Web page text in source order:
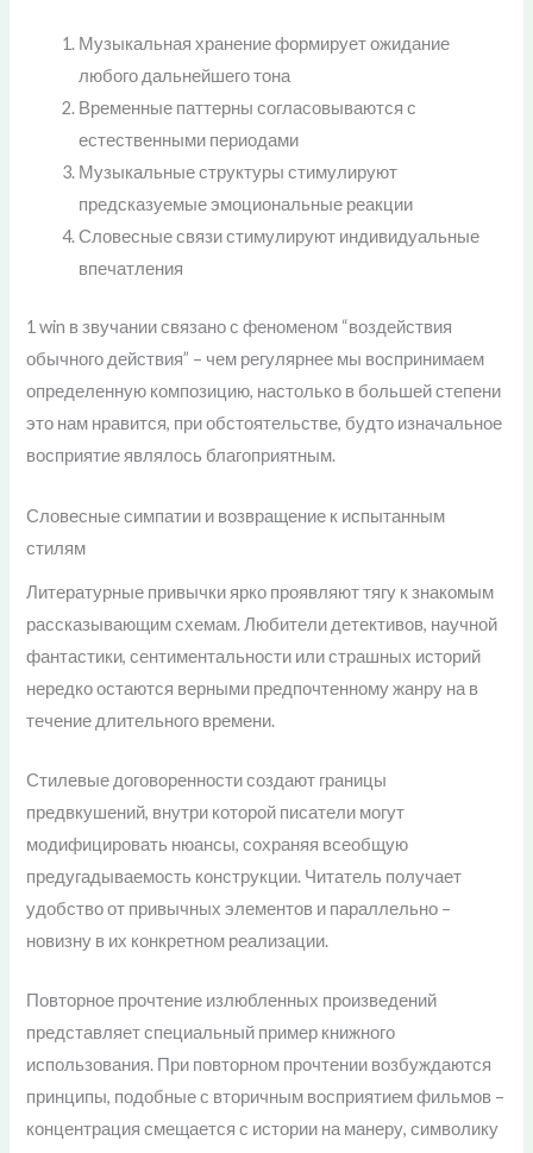
Музыкальная хранение формирует ожидание
любого дальнейшего тона
Временные паттерны согласовываются с
естественными периодами
Музыкальные структуры стимулируют
предсказуемые эмоциональные реакции
Словесные связи стимулируют индивидуальные
впечатления
1 win в звучании связано с феноменом “воздействия
обычного действия” – чем регулярнее мы воспринимаем
определенную композицию, настолько в большей степени
это нам нравится, при обстоятельстве, будто изначальное
восприятие являлось благоприятным.
Словесные симпатии и возвращение к испытанным
стилям
Литературные привычки ярко проявляют тягу к знакомым
рассказывающим схемам. Любители детективов, научной
фантастики, сентиментальности или страшных историй
нередко остаются верными предпочтенному жанру на в
течение длительного времени.
Стилевые договоренности создают границы
предвкушений, внутри которой писатели могут
модифицировать нюансы, сохраняя всеобщую
предугадываемость конструкции. Читатель получает
удобство от привычных элементов и параллельно –
новизну в их конкретном реализации.
Повторное прочтение излюбленных произведений
представляет специальный пример книжного
использования. При повторном прочтении возбуждаются
принципы, подобные с вторичным восприятием фильмов –
концентрация смещается с истории на манеру, символику